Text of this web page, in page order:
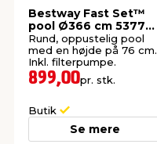
Bestway Fast Set™
pool Ø366 cm 5377
liter
Rund, oppustelig pool
med en højde på 76 cm.
Inkl. filterpumpe.
899,00pr. stk.
Butik
Se mere